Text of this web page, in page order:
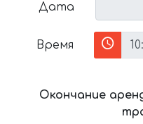
Дата
Время
Окончание